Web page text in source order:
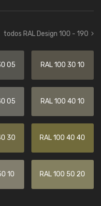
todos RAL Design 100 - 190
05 RAL 100 30 10
05 RAL 100 40 10
30 RAL 100 40 40
10 RAL 100 50 20